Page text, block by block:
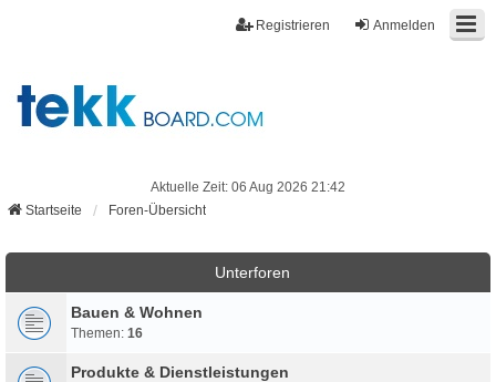
Anmelden
Registrieren
Aktuelle Zeit: 06 Aug 2026 21:42
Startseite
Foren-Übersicht
Unterforen
Bauen & Wohnen
Themen: 16
Produkte & Dienstleistungen